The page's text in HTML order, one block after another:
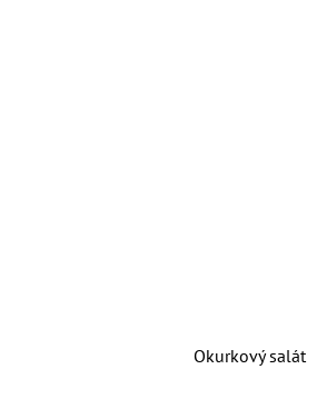
Okurkový salát